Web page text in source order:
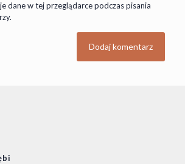
dane w tej przeglądarce podczas pisania